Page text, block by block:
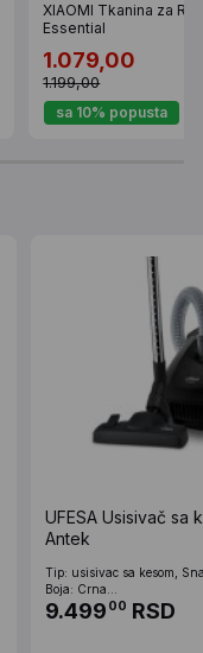
XIAOMI Tkanina za
Essential
1.079,00
1.199,00
sa 10% popusta
UFESA Usisivač sa
Antek
Tip: usisivac sa kesom,
Boja: Crna...
9.499 00 RSD